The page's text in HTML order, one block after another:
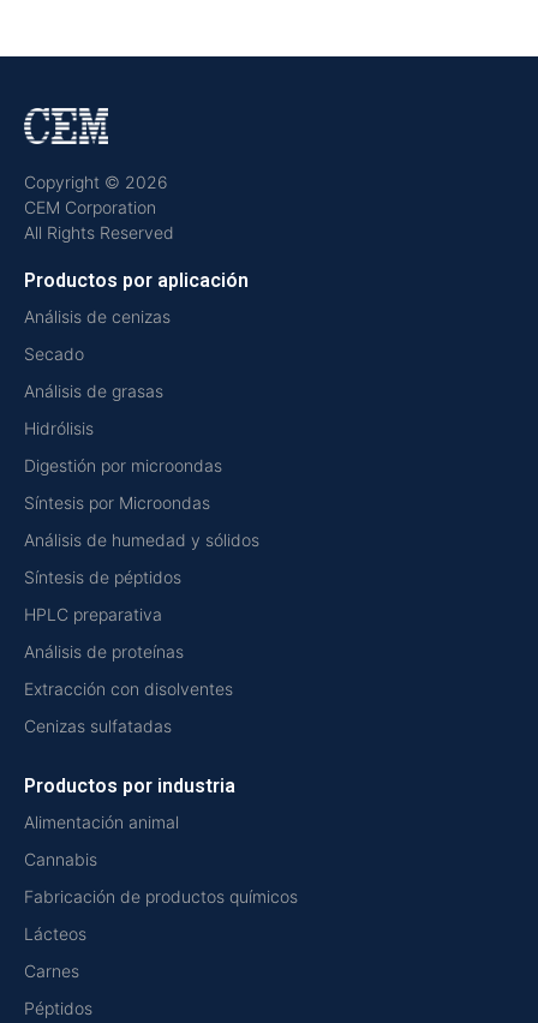
Copyright © 2026
CEM Corporation
All Rights Reserved
Productos por aplicación
Análisis de cenizas
Secado
Análisis de grasas
Hidrólisis
Digestión por microondas
Síntesis por Microondas
Análisis de humedad y sólidos
Síntesis de péptidos
HPLC preparativa
Análisis de proteínas
Extracción con disolventes
Cenizas sulfatadas
Productos por industria
Alimentación animal
Cannabis
Fabricación de productos químicos
Lácteos
Carnes
Péptidos